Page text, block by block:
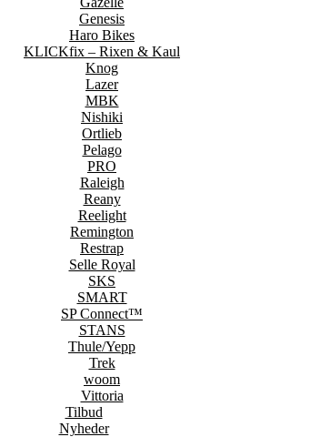
Genesis
Haro Bikes
KLICKfix – Rixen & Kaul
Knog
Lazer
MBK
Nishiki
Ortlieb
Pelago
PRO
Raleigh
Reany
Reelight
Remington
Restrap
Selle Royal
SKS
SMART
SP Connect™
STANS
Thule/Yepp
Trek
woom
Vittoria
Tilbud
Nyheder